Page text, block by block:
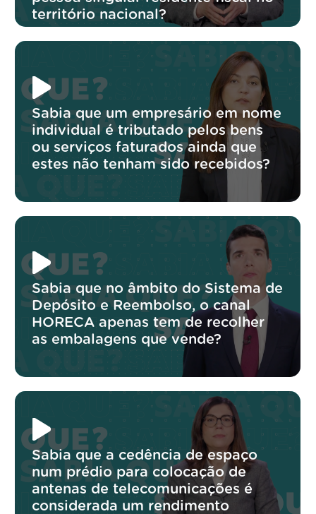
território nacional?
Sabia que um empresário em nome
individual é tributado pelos bens
ou serviços faturados ainda que
estes não tenham sido recebidos?
Sabia que no âmbito do Sistema de
Depósito e Reembolso, o canal
HORECA apenas tem de recolher
as embalagens que vende?
Sabia que a cedência de espaço
num prédio para colocação de
antenas de telecomunicações é
considerada um rendimento